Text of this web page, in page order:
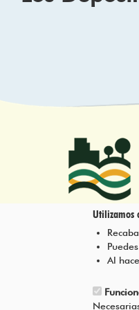
Tel.: 948
Utilizamos
Al